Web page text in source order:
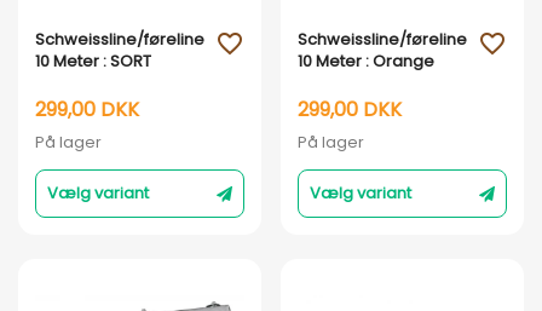
Vis her
Schweissline/føreline
10 Meter : SORT
299,00 DKK
På lager
Vælg variant
favorite_outline
Vis her
Schweissline/føreline
10 Meter : Orange
299,00 DKK
På lager
Vælg variant
favorite_outline